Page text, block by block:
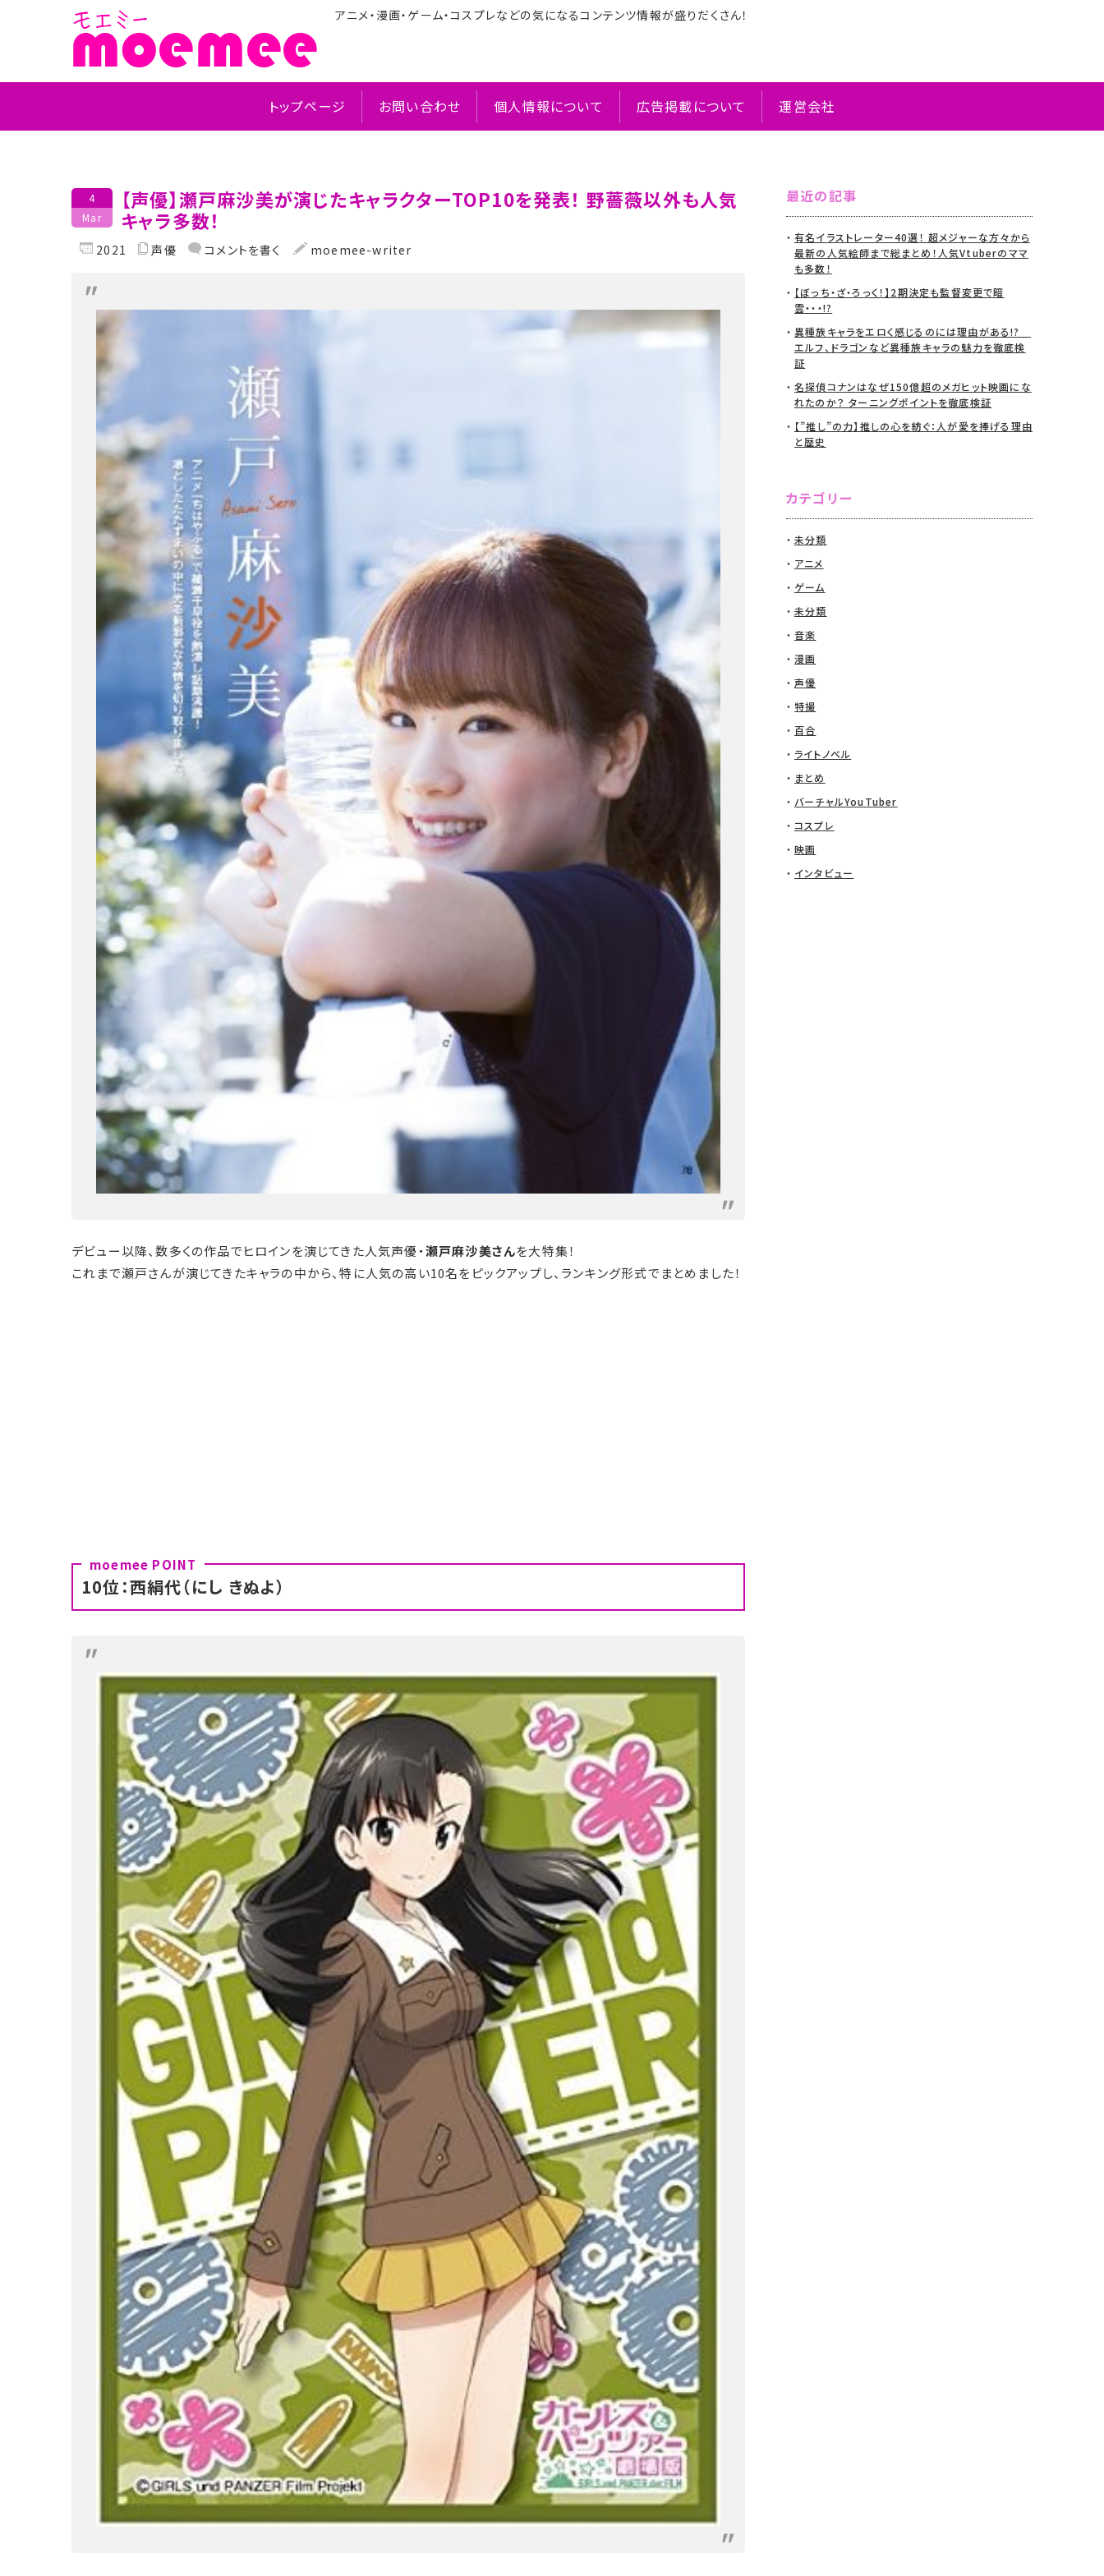
アニメ・漫画・ゲーム・コスプレなどの気になるコンテンツ情報が盛りだくさん！
トップページ お問い合わせ 個人情報について 広告掲載について 運営会社
4
Mar
【声優】瀬戸麻沙美が演じたキャラクターTOP10を発表！ 野薔薇以外も人気
キャラ多数！
2021 声優 コメントを書く moemee-writer
デビュー以降、数多くの作品でヒロインを演じてきた人気声優・瀬戸麻沙美さんを大特集！
これまで瀬戸さんが演じてきたキャラの中から、特に人気の高い10名をピックアップし、ランキング形式でまとめました！
10位：西絹代（にし きぬよ）
最近の記事
有名イラストレーター40選！ 超メジャーな方々から
最新の人気絵師まで総まとめ！人気Vtuberのママ
も多数！
【ぼっち・ざ・ろっく！】2期決定も監督変更で暗
雲・・・!?
異種族キャラをエロく感じるのには理由がある!?
エルフ、ドラゴンなど異種族キャラの魅力を徹底検
証
名探偵コナンはなぜ150億超のメガヒット映画にな
れたのか？ ターニングポイントを徹底検証
【”推し”の力】推しの心を紡ぐ：人が愛を捧げる理由
と歴史
カテゴリー
未分類
アニメ
ゲーム
未分類
音楽
漫画
声優
特撮
百合
ライトノベル
まとめ
バーチャルYouTuber
コスプレ
映画
インタビュー